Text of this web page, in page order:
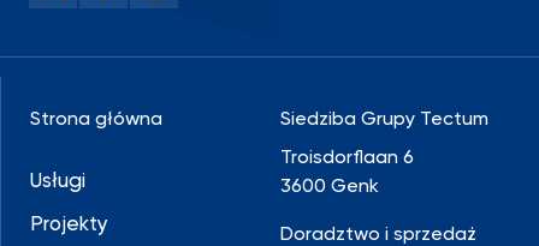
Strona główna
Usługi
Projekty
Siedziba Grupy Tectum
Troisdorflaan 6
3600 Genk
Doradztwo i sprzedaż